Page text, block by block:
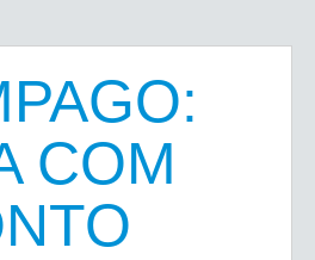
COM